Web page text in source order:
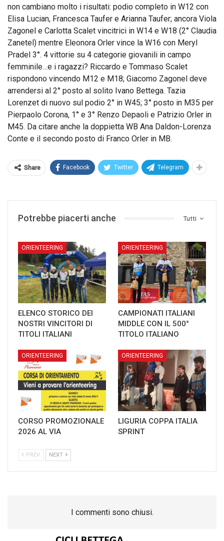
non cambiano molto i risultati: podio completo in W12 con
Elisa Lucian, Francesca Taufer e Arianna Taufer; ancora Viola
Zagonel e Carlotta Scalet vincitrici in W14 e W18 (2° Claudia
Zanetel) mentre Eleonora Orler vince la W16 con Meryl
Pradel 3°. 4 vittorie su 4 categorie giovanili in campo
femminile…e i ragazzi? Riccardo e Tommaso Scalet
rispondono vincendo M12 e M18; Giacomo Zagonel deve
arrendersi al 2° posto al solito Ivano Bettega. Tazia
Lorenzet di nuovo sul podio 2° in W45; 3° posto in M35 per
Pierpaolo Corona, 1° e 3° Renzo Depaoli e Patrizio Orler in
M45. Da citare anche la doppietta WB Ana Daldon-Lorenza
Conte e il secondo posto di Franco Orler in MB.
Share Facebook Twitter Telegram
Tutti
Potrebbe piacerti anche
ORIENTEERING
ELENCO STORICO DEI
NOSTRI VINCITORI DI
TITOLI ITALIANI
ORIENTEERING
CAMPIONATI ITALIANI
MIDDLE CON IL 500°
TITOLO ITALIANO
ORIENTEERING
CORSO PROMOZIONALE
2026 AL VIA
ORIENTEERING
LIGURIA COPPA ITALIA
SPRINT
PREV NEXT
I commenti sono chiusi.